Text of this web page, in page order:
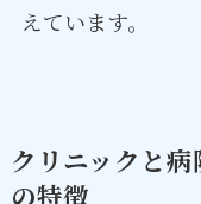
えています。
クリニックと
の特徴